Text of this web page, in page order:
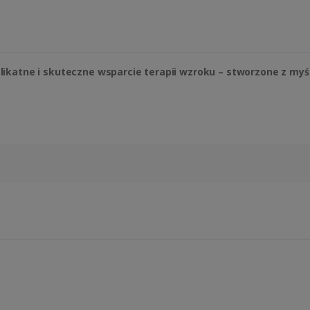
i skuteczne wsparcie terapii wzroku – stworzone z